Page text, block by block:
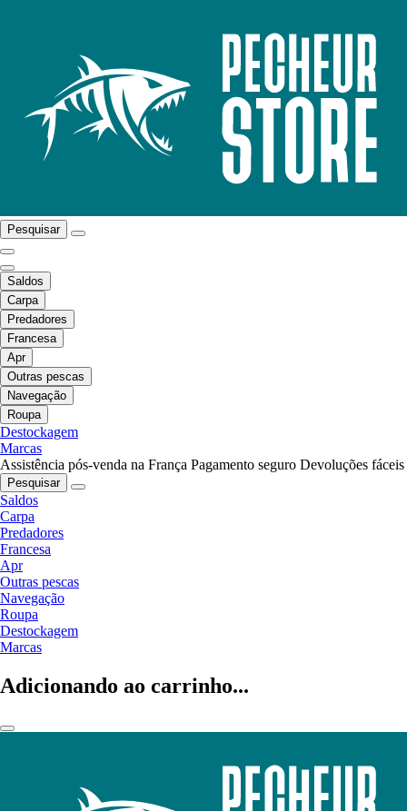
Pesquisar
Saldos
Carpa
Predadores
Francesa
Apr
Outras pescas
Navegação
Roupa
Destockagem
Marcas
Assistência pós-venda na França Pagamento seguro Devoluções fáceis
Pesquisar
Saldos
Carpa
Predadores
Francesa
Apr
Outras pescas
Navegação
Roupa
Destockagem
Marcas
Adicionando ao carrinho...